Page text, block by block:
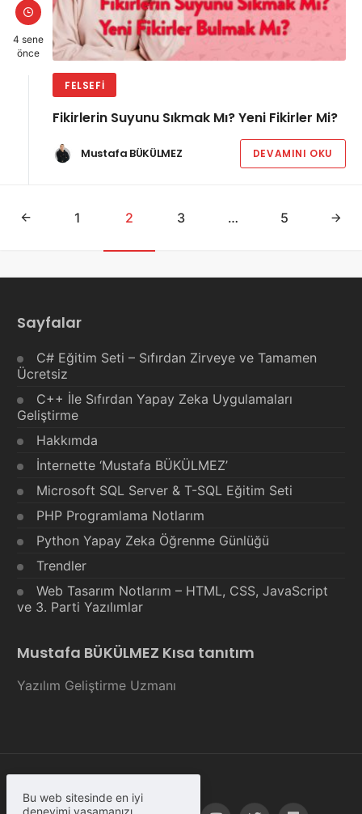
4 sene
önce
FELSEFI
Fikirlerin Suyunu Sıkmak Mı? Yeni Fikirler Mi?
Mustafa BÜKÜLMEZ DEVAMINI OKU
1 2 3 … 5
Sayfalar
C# Eğitim Seti – Sıfırdan Zirveye ve Tamamen
Ücretsiz
C++ İle Sıfırdan Yapay Zeka Uygulamaları
Geliştirme
Hakkımda
İnternette ‘Mustafa BÜKÜLMEZ’
Microsoft SQL Server & T-SQL Eğitim Seti
PHP Programlama Notlarım
Python Yapay Zeka Öğrenme Günlüğü
Trendler
Web Tasarım Notlarım – HTML, CSS, JavaScript
ve 3. Parti Yazılımlar
Mustafa BÜKÜLMEZ Kısa tanıtım
Yazılım Geliştirme Uzmanı
Bu web sitesinde en iyi
deneyimi yaşamanızı